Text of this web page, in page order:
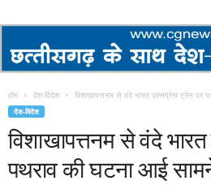
होम देश-विदेश विशाखापत्तनम से वंदे भारत एक्सप्रेस ट्रेन पर
देश-विदेश
विशाखापत्तनम से वंदे
पथराव की घटना आई